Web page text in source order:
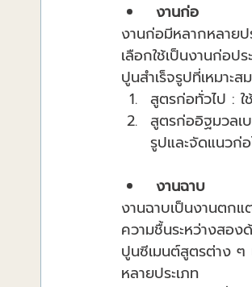
งานก่อ
งานก่อมีหลากหลายป
เลือกใช้เป็นงานก่อป
ปูนสำเร็จรูปที่เหมาะ
สูตรก่อทั่วไป :
สูตรก่ออิฐมวลเ
รูปและจัดแนวก่
งานฉาบ
งานฉาบเป็นงานตก
ความชื้นระหว่างสอ
ปูนซีเมนต์สูตรต่าง ๆ
หลายประเภท